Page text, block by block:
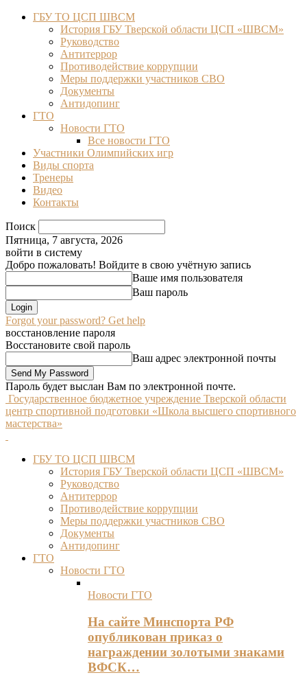
ГБУ ТО ЦСП ШВСМ
История ГБУ Тверской области ЦСП «ШВСМ»
Руководство
Антитеррор
Противодействие коррупции
Меры поддержки участников СВО
Документы
Антидопинг
ГТО
Новости ГТО
Все новости ГТО
Участники Олимпийских игр
Виды спорта
Тренеры
Видео
Контакты
Поиск
Пятница, 7 августа, 2026
войти в систему
Добро пожаловать! Войдите в свою учётную запись
Ваше имя пользователя
Ваш пароль
Forgot your password? Get help
восстановление пароля
Восстановите свой пароль
Ваш адрес электронной почты
Пароль будет выслан Вам по электронной почте.
Государственное бюджетное учреждение Тверской области
центр спортивной подготовки «Школа высшего спортивного
мастерства»
ГБУ ТО ЦСП ШВСМ
История ГБУ Тверской области ЦСП «ШВСМ»
Руководство
Антитеррор
Противодействие коррупции
Меры поддержки участников СВО
Документы
Антидопинг
ГТО
Новости ГТО
Новости ГТО
На сайте Минспорта РФ
опубликован приказ о
награждении золотыми знаками
ВФСК…